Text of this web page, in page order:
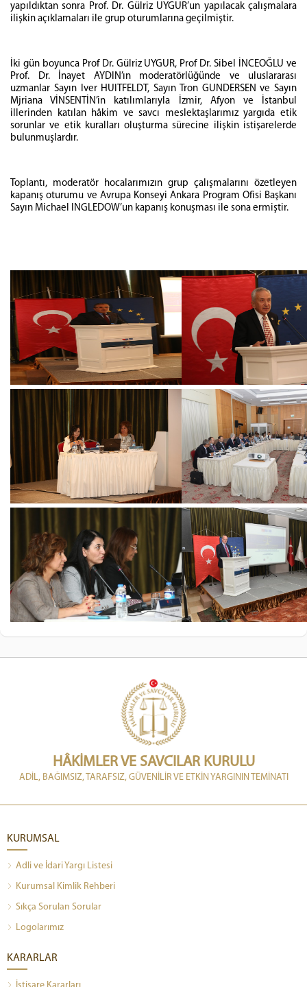
yapıldıktan sonra Prof. Dr. Gülriz UYGUR’un yapılacak çalışmalara
ilişkin açıklamaları ile grup oturumlarına geçilmiştir.
İki gün boyunca Prof Dr. Gülriz UYGUR, Prof Dr. Sibel İNCEOĞLU ve
Prof. Dr. İnayet AYDIN’ın moderatörlüğünde ve uluslararası
uzmanlar Sayın Iver HUITFELDT, Sayın Tron GUNDERSEN ve Sayın
Mjriana VİNSENTİN’in katılımlarıyla İzmir, Afyon ve İstanbul
illerinden katılan hâkim ve savcı meslektaşlarımız yargıda etik
sorunlar ve etik kuralları oluşturma sürecine ilişkin istişarelerde
bulunmuşlardır.
Toplantı, moderatör hocalarımızın grup çalışmalarını özetleyen
kapanış oturumu ve Avrupa Konseyi Ankara Program Ofisi Başkanı
Sayın Michael INGLEDOW’un kapanış konuşması ile sona ermiştir.
HÂKİMLER VE SAVCILAR KURULU
ADİL, BAĞIMSIZ, TARAFSIZ, GÜVENİLİR VE ETKİN YARGININ TEMİNATI
KURUMSAL
Adli ve İdari Yargı Listesi
Kurumsal Kimlik Rehberi
Sıkça Sorulan Sorular
Logolarımız
KARARLAR